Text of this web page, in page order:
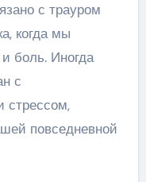
с трауром
когда мы
боль. Иногда
с
стрессом,
повседневной